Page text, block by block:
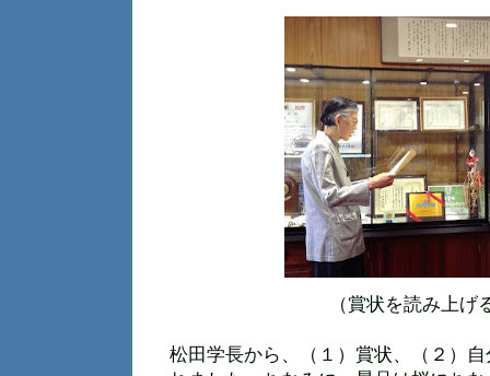
（賞状を読み上げ
松田学長から、（１）賞状、（２）